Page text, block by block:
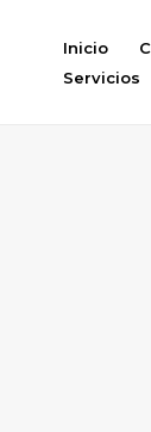
contenido
Inicio
Servicios